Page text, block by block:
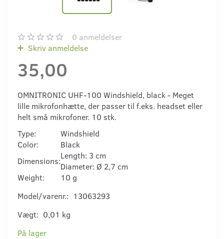
0 anmeldelser
Skriv anmeldelse
35,00
OMNITRONIC UHF-100 Windshield, black - Meget
lille mikrofonhætte, der passer til f.eks. headset eller
helt små mikrofoner. 10 stk.
Type:
Windshield
Color:
Black
Dimensions:
Length: 3 cm
Diameter: Ø 2,7 cm
Weight:
10 g
Model/varenr.: 13063293
Vægt: 0,01 kg
På lager